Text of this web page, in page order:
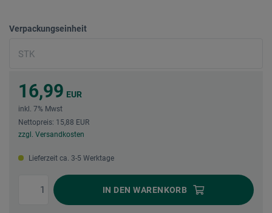
Verpackungseinheit
16,99 EUR
inkl. 7% Mwst
Nettopreis: 15,88 EUR
zzgl. Versandkosten
Lieferzeit ca. 3-5 Werktage
IN DEN WARENKORB